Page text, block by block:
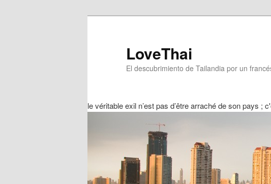
LoveThai
El descubrimiento de Tailandia por un
le véritable exil n’est pas d’être arraché de son pays ;